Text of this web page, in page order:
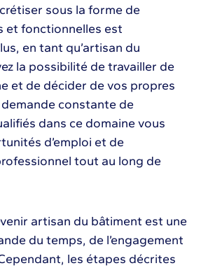
sous la forme de
et fonctionnelles est
en tant qu’artisan du
la possibilité de travailler de
et de décider de vos propres
constante de
dans ce domaine vous
d’emploi et de
tout au long de
artisan du bâtiment est une
du temps, de l’engagement
les étapes décrites